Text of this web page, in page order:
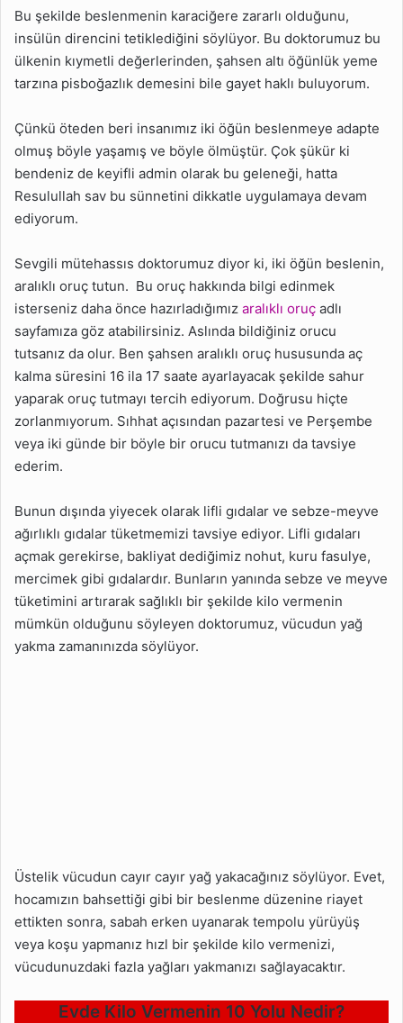
Bu şekilde beslenmenin karaciğere zararlı olduğunu,
insülün direncini tetiklediğini söylüyor. Bu doktorumuz bu
ülkenin kıymetli değerlerinden, şahsen altı öğünlük yeme
tarzına pisboğazlık demesini bile gayet haklı buluyorum.
Çünkü öteden beri insanımız iki öğün beslenmeye adapte
olmuş böyle yaşamış ve böyle ölmüştür. Çok şükür ki
bendeniz de keyifli admin olarak bu geleneği, hatta
Resulullah sav bu sünnetini dikkatle uygulamaya devam
ediyorum.
Sevgili mütehassıs doktorumuz diyor ki, iki öğün beslenin,
aralıklı oruç tutun. Bu oruç hakkında bilgi edinmek
isterseniz daha önce hazırladığımız aralıklı oruç adlı
sayfamıza göz atabilirsiniz. Aslında bildiğiniz orucu
tutsanız da olur. Ben şahsen aralıklı oruç hususunda aç
kalma süresini 16 ila 17 saate ayarlayacak şekilde sahur
yaparak oruç tutmayı tercih ediyorum. Doğrusu hiçte
zorlanmıyorum. Sıhhat açısından pazartesi ve Perşembe
veya iki günde bir böyle bir orucu tutmanızı da tavsiye
ederim.
Bunun dışında yiyecek olarak lifli gıdalar ve sebze-meyve
ağırlıklı gıdalar tüketmemizi tavsiye ediyor. Lifli gıdaları
açmak gerekirse, bakliyat dediğimiz nohut, kuru fasulye,
mercimek gibi gıdalardır. Bunların yanında sebze ve meyve
tüketimini artırarak sağlıklı bir şekilde kilo vermenin
mümkün olduğunu söyleyen doktorumuz, vücudun yağ
yakma zamanınızda söylüyor.
Üstelik vücudun cayır cayır yağ yakacağınız söylüyor. Evet,
hocamızın bahsettiği gibi bir beslenme düzenine riayet
ettikten sonra, sabah erken uyanarak tempolu yürüyüş
veya koşu yapmanız hızl bir şekilde kilo vermenizi,
vücudunuzdaki fazla yağları yakmanızı sağlayacaktır.
Evde Kilo Vermenin 10 Yolu Nedir?